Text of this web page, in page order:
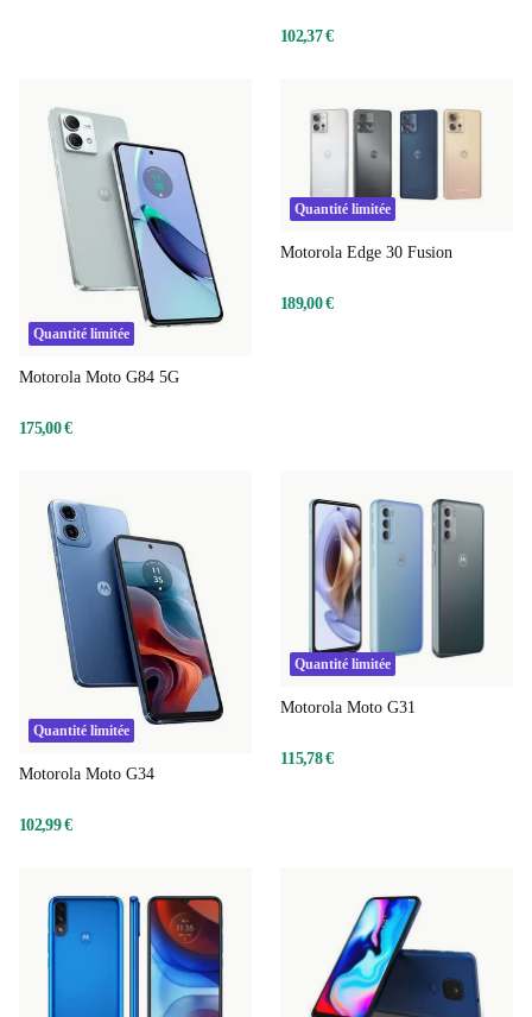
102,37 €
Quantité limitée
Motorola Moto G84 5G
175,00 €
Quantité limitée
Motorola Edge 30 Fusion
189,00 €
Quantité limitée
Motorola Moto G34
102,99 €
Quantité limitée
Motorola Moto G31
115,78 €